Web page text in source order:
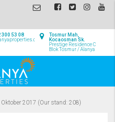
Tosmur Mah,
Kocaosman Sk.
Prestige Residence C
Blok Tosmur / Alanya
300 53 08
2017 (Our stand: 208)